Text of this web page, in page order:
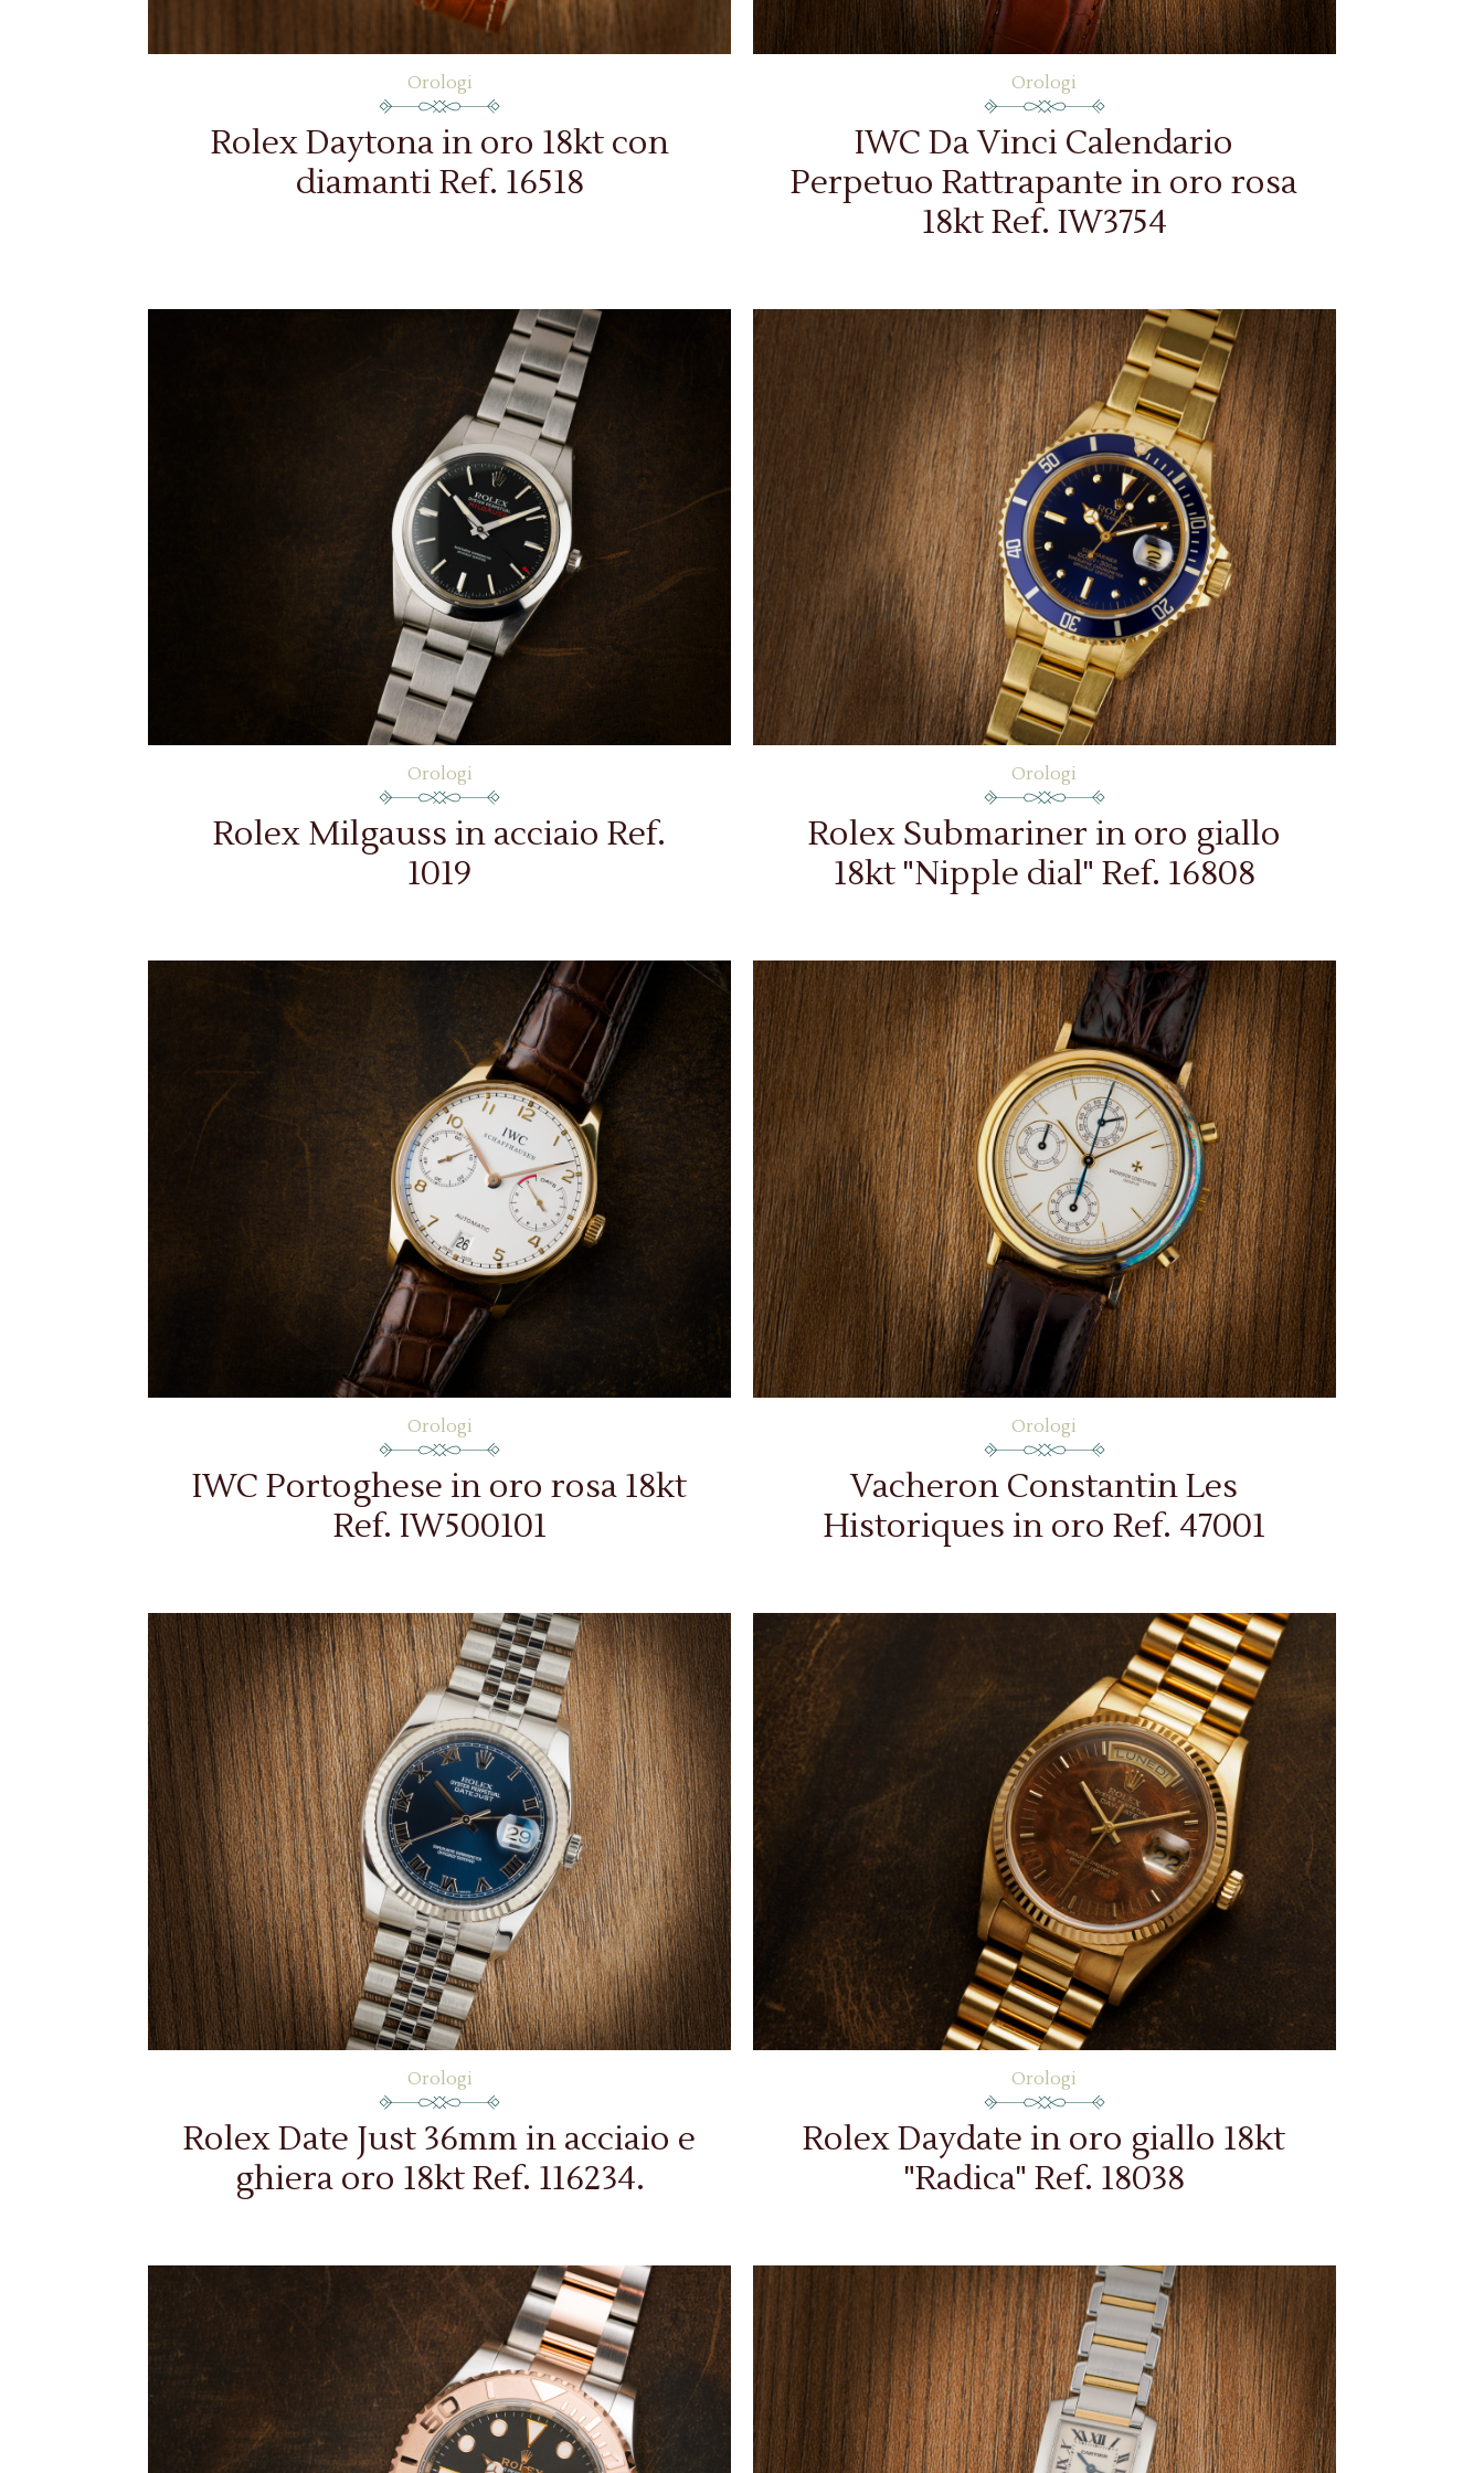
Orologi
Rolex Daytona in oro 18kt con
diamanti Ref. 16518
Orologi
IWC Da Vinci Calendario
Perpetuo Rattrapante in oro rosa
18kt Ref. IW3754
Orologi
Rolex Milgauss in acciaio Ref.
1019
Orologi
Rolex Submariner in oro giallo
18kt "Nipple dial" Ref. 16808
Orologi
IWC Portoghese in oro rosa 18kt
Ref. IW500101
Orologi
Vacheron Constantin Les
Historiques in oro Ref. 47001
Orologi
Rolex Date Just 36mm in acciaio e
ghiera oro 18kt Ref. 116234.
Orologi
Rolex Daydate in oro giallo 18kt
"Radica" Ref. 18038